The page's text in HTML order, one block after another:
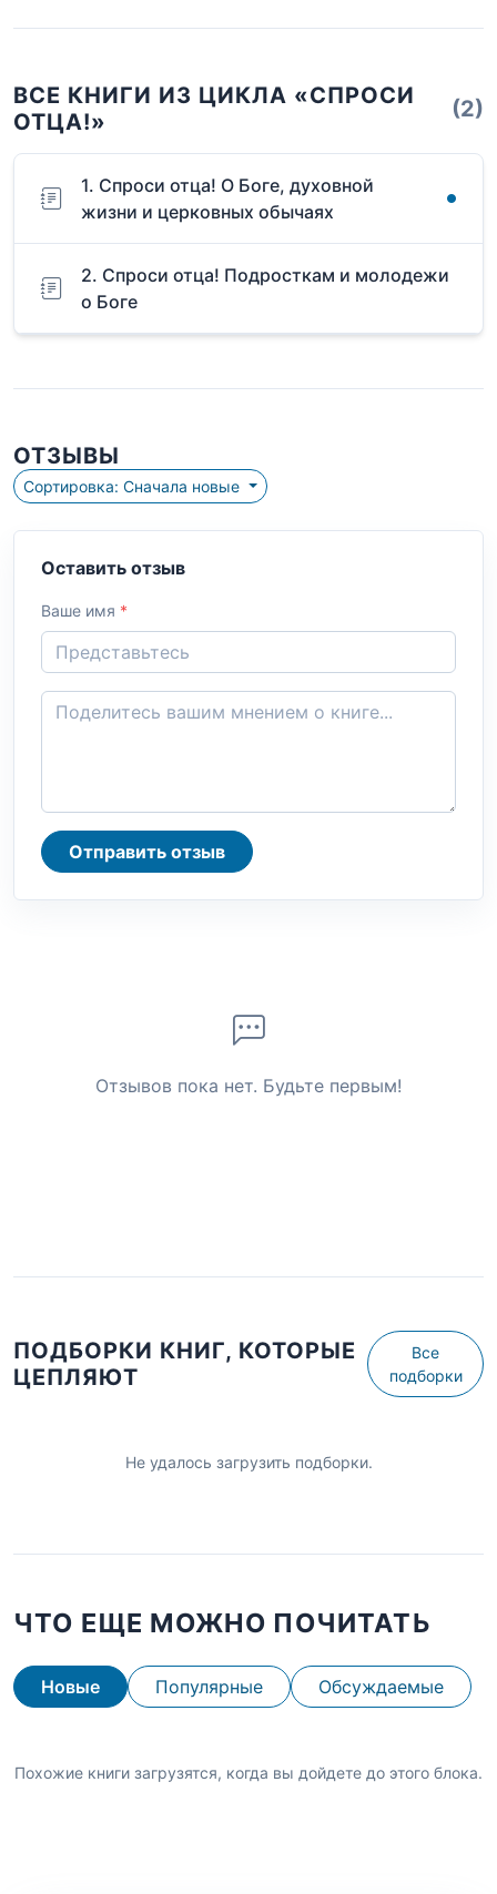
ВСЕ КНИГИ ИЗ ЦИКЛА «СПРОСИ
ОТЦА!»
(2)
1. Спроси отца! О Боге, духовной
жизни и церковных обычаях
2. Спроси отца! Подросткам и молодежи
о Боге
ОТЗЫВЫ
Сортировка: Сначала новые
Оставить отзыв
Ваше имя *
Отправить отзыв
Отзывов пока нет. Будьте первым!
ПОДБОРКИ КНИГ, КОТОРЫЕ
ЦЕПЛЯЮТ
Все
подборки
Не удалось загрузить подборки.
ЧТО ЕЩЕ МОЖНО ПОЧИТАТЬ
Новые Популярные Обсуждаемые
Похожие книги загрузятся, когда вы дойдете до этого блока.